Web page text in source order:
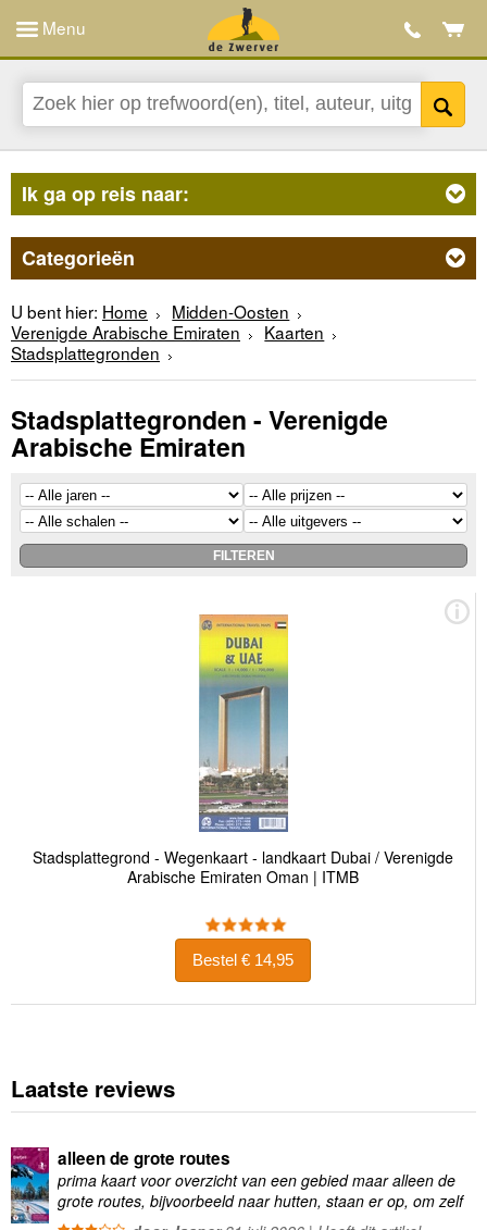
Menu
Ik ga op reis naar:
Categorieën
U bent hier: Home
Midden-Oosten
Verenigde Arabische Emiraten
Kaarten
Stadsplattegronden
Stadsplattegronden - Verenigde
Arabische Emiraten
Stadsplattegrond - Wegenkaart - landkaart Dubai / Verenigde
Arabische Emiraten Oman | ITMB
Bestel € 14,95
Laatste reviews
alleen de grote routes
prima kaart voor overzicht van een gebied maar alleen de
grote routes, bijvoorbeeld naar hutten, staan er op, om zelf
wandelingen te plannen minder geschikt